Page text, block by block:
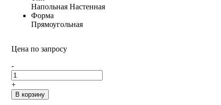
Напольная Настенная
Форма
Прямоугольная
Цена по запросу
-
+
В корзину